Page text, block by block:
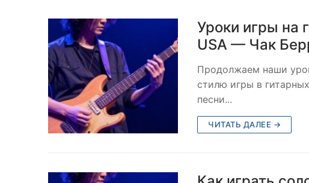
Уроки игры на
USA — Чак
Продолжаем наши
стилю игры в
песни...
ЧИТАТЬ ДАЛЕЕ →